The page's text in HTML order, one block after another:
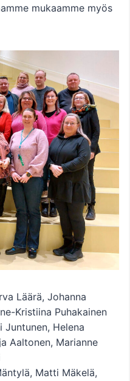
mukaamme myös
Läärä, Johanna
Kristiina Puhakainen
Juntunen, Helena
Aaltonen, Marianne
Matti Mäkelä,